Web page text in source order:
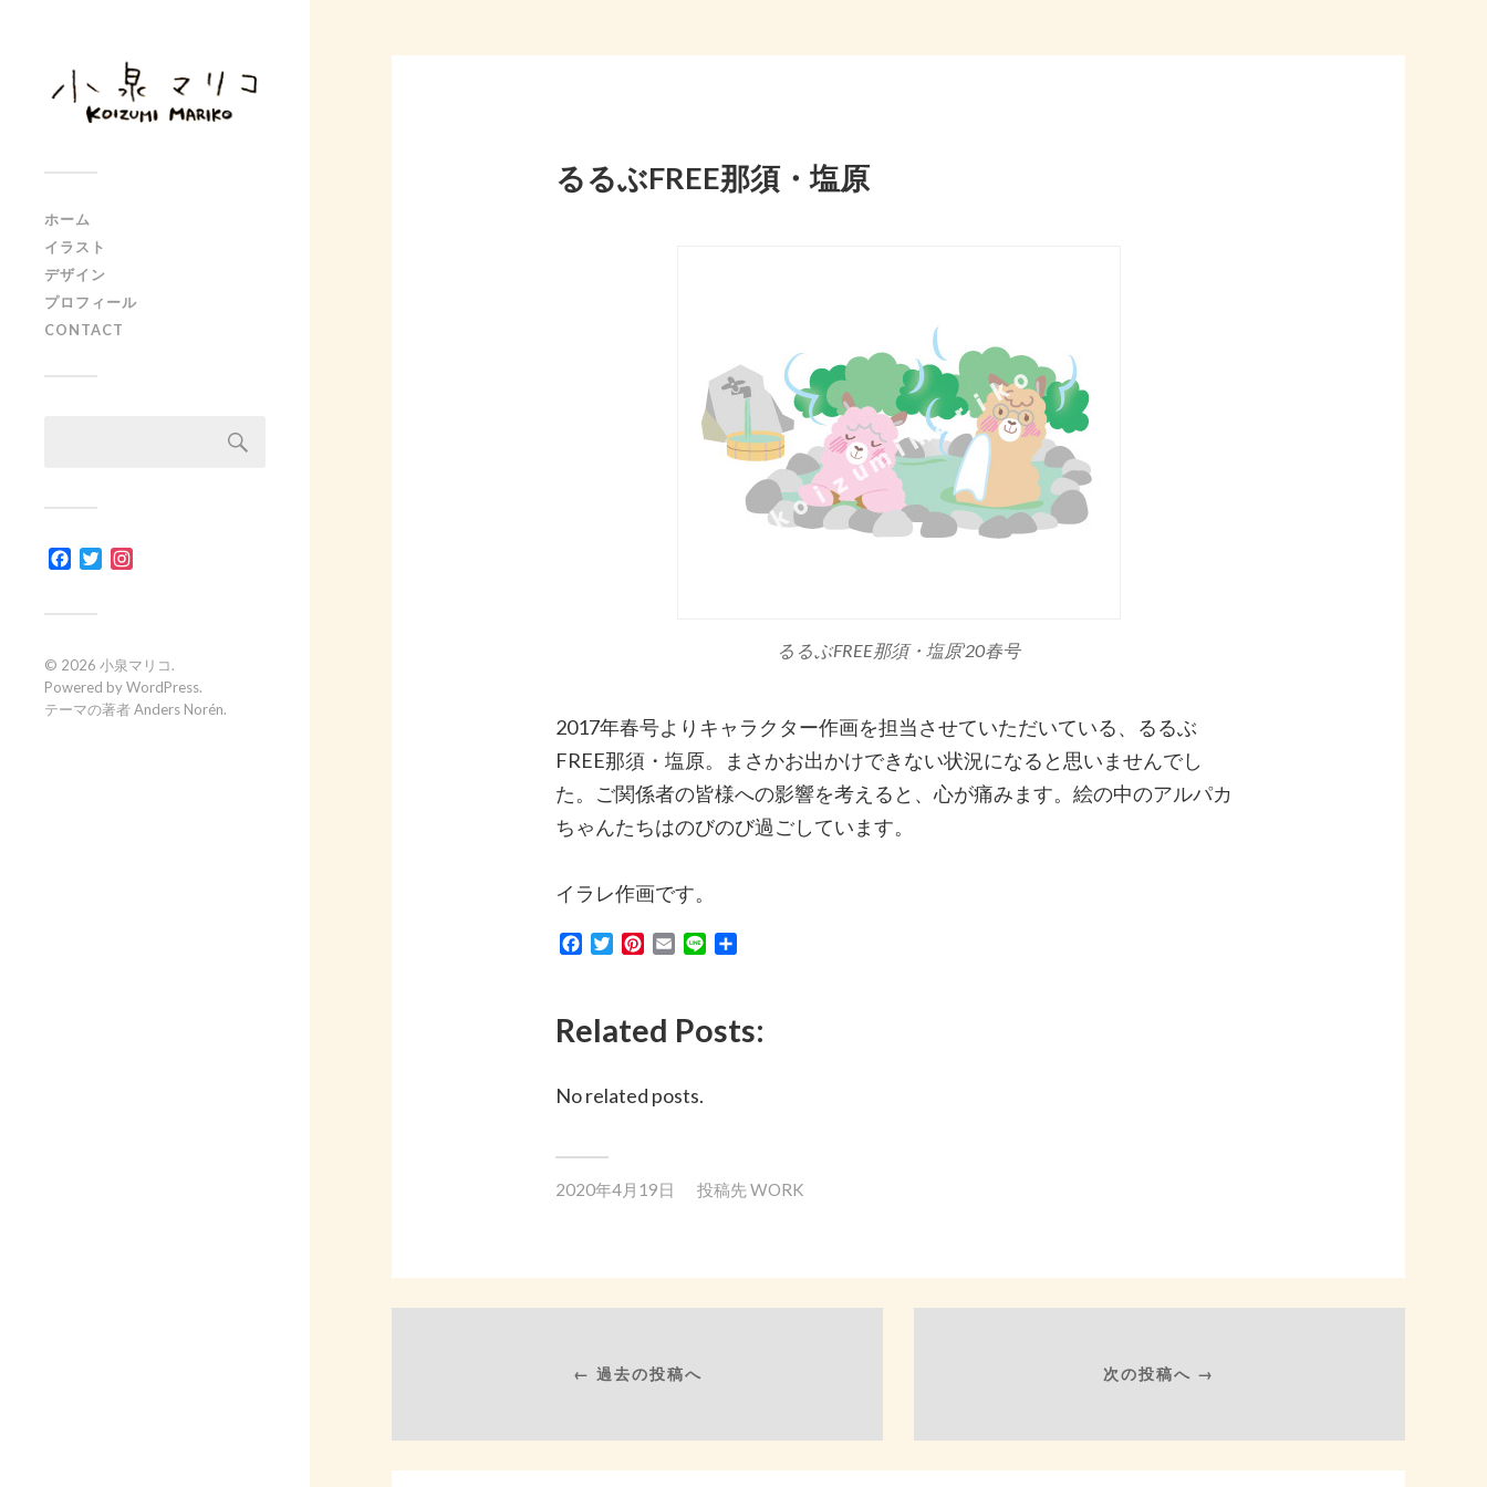
ホーム
イラスト
デザイン
プロフィール
CONTACT
Facebook
Twitter
© 2026 小泉マリコ.
Powered byWordPress.
テーマの著者 Anders Norén.
るるぶFREE那須・塩原
るるぶFREE那須・塩原’20春号
2017年春号よりキャラクター作画を担当させていただいている、るるぶ
FREE那須・塩原。まさかお出かけできない状況になると思いませんでし
た。ご関係者の皆様への影響を考えると、心が痛みます。絵の中のアルパカ
ちゃんたちはのびのび過ごしています。
イラレ作画です。
Facebook
TwitterPinterest
Email Line
Related Posts:
No related posts.
2020年4月19日 投稿先 WORK
← 過去の投稿へ 次の投稿へ →